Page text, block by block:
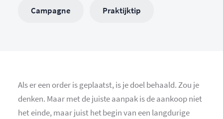
Campagne Praktijktip
Als er een order is geplaatst, is je doel behaald. Zou je
denken. Maar met de juiste aanpak is de aankoop niet
het einde, maar juist het begin van een langdurige